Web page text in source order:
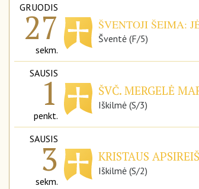
GRUODIS
27
sekm.
ŠVENTOJI ŠEIMA:
Šventė (F/5)
SAUSIS
1
penkt.
ŠVČ. MERGELĖ
Iškilmė (S/3)
SAUSIS
3
sekm.
KRISTAUS
Iškilmė (S/2)